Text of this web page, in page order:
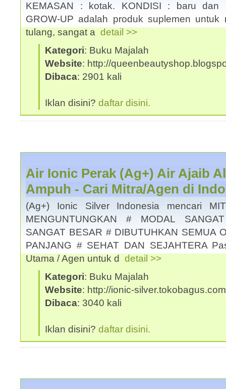
KEMASAN : kotak. KONDISI : baru dan
GROW-UP adalah produk suplemen untuk
tulang, sangat a detail >>
Kategori: Buku Majalah
Website: http://
Dibaca: 2901 kali
Iklan disini? daftar disini.
Air Ionic Perak (Ag+) Air Ajaib
Ampuh - Cari Mitra/Agen di
(Ag+) Ionic Silver Indonesia mencari
MENGUNTUNGKAN # MODAL
SANGAT BESAR # DIBUTUHKAN SEMUA
PANJANG # SEHAT DAN SEJAHTERA
Utama / Agen untuk d detail >>
Kategori: Buku Majalah
Website: http://ionic-silver.tokobagus.com
Dibaca: 3040 kali
Iklan disini? daftar disini.